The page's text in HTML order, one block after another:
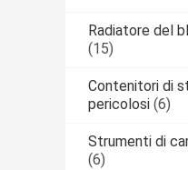
Radiatore del
(15)
Contenitori di
pericolosi (6)
Strumenti di
(6)